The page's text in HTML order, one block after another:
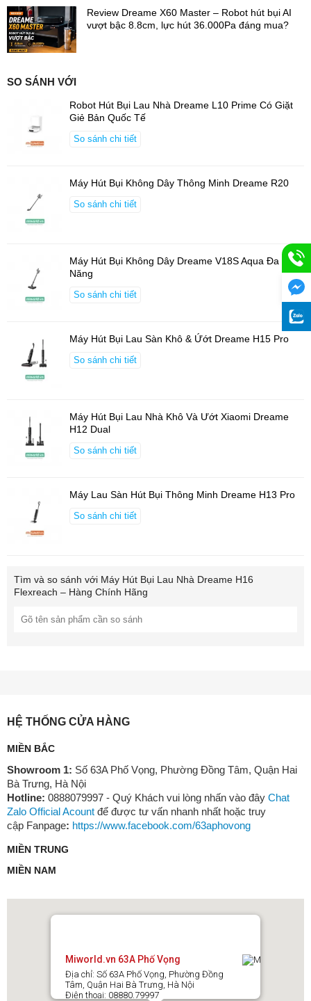
Nhờ đó, máy giảm đáng kể cảm giác nặng tay hay mỏi cổ tay khi
sử dụng lâu dài. Đây là ưu điểm đặc biệt phù hợp với người lớn
tuổi hoặc người thường xuyên phải dọn dẹp diện tích lớn.
Công Nghệ Sấy Khô Khép Kín 95°C –
Đánh Bay Vi Khuẩn Và Mùi Hôi
Không chỉ hút bụi và lau sàn hiệu quả,
còn được tích hợp
giúp cuộn lăn luôn sạch sẽ và khô ráo sau mỗi lần sử dụng.
Review Dreame X60 Master – Robot hút bụi AI
vượt bậc 8.8cm, lực hút 36.000Pa đáng mua?
SO SÁNH VỚI
Robot Hút Bụi Lau Nhà Dreame L10 Prime Có Giặt
Giẻ Bản Quốc Tế
So sánh chi tiết
Máy Hút Bụi Không Dây Thông Minh Dreame R20
So sánh chi tiết
Máy Hút Bụi Không Dây Dreame V18S Aqua Đa
Năng
So sánh chi tiết
Máy Hút Bụi Lau Sàn Khô & Ứớt Dreame H15 Pro
So sánh chi tiết
Máy Hút Bụi Lau Nhà Khô Và Ướt Xiaomi Dreame
H12 Dual
So sánh chi tiết
Máy Lau Sàn Hút Bụi Thông Minh Dreame H13 Pro
So sánh chi tiết
Tìm và so sánh với Máy Hút Bụi Lau Nhà Dreame H16
Flexreach – Hàng Chính Hãng
HỆ THỐNG CỬA HÀNG
MIỀN BẮC
Showroom 1: Số 63A Phố Vọng, Phường Đồng Tâm, Quận Hai
Bà Trưng, Hà Nội
Hotline: 0888079997 - Quý Khách vui lòng nhấn vào đây Chat
Zalo Official Acount để được tư vấn nhanh nhất hoặc truy
cập Fanpage: https://www.facebook.com/63aphovong
MIỀN TRUNG
MIỀN NAM
Miworld.vn 63A Phố Vọng
Địa chỉ: Số 63A Phố Vọng, Phường Đồng
Tâm, Quận Hai Bà Trưng, Hà Nội
Điện thoại: 08880.79997